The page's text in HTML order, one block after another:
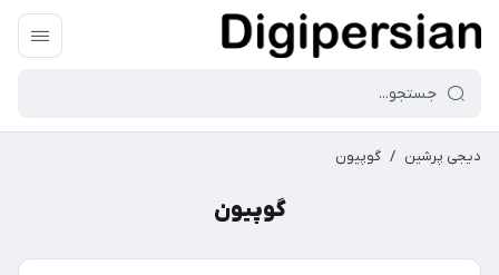
دیجی پرشین / گوپیون
گوپیون